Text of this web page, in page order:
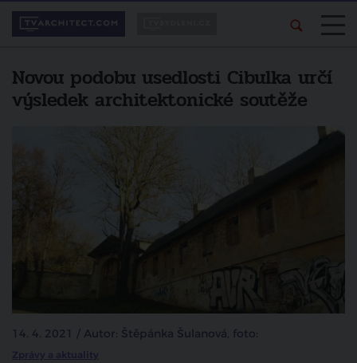
Novou podobu usedlosti Cibulka určí
výsledek architektonické soutěže
14. 4. 2021 / Autor: Štěpánka Šulanová, foto:
Zprávy a aktuality